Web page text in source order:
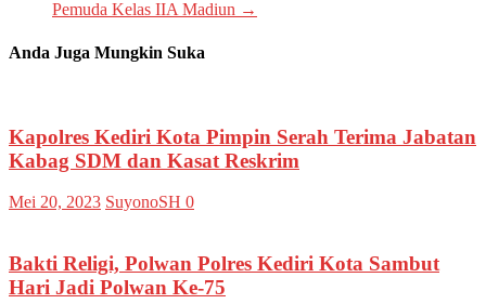
Pemuda Kelas IIA Madiun →
Anda Juga Mungkin Suka
Kapolres Kediri Kota Pimpin Serah Terima Jabatan
Kabag SDM dan Kasat Reskrim
Mei 20, 2023 SuyonoSH 0
Bakti Religi, Polwan Polres Kediri Kota Sambut
Hari Jadi Polwan Ke-75